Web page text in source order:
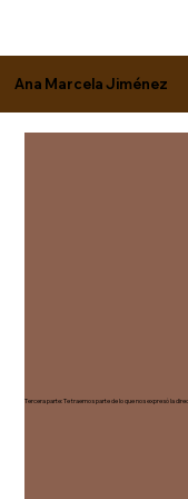
Ana Marcela Jiménez
Tercera parte: Te traemos parte de lo que nos expresó la